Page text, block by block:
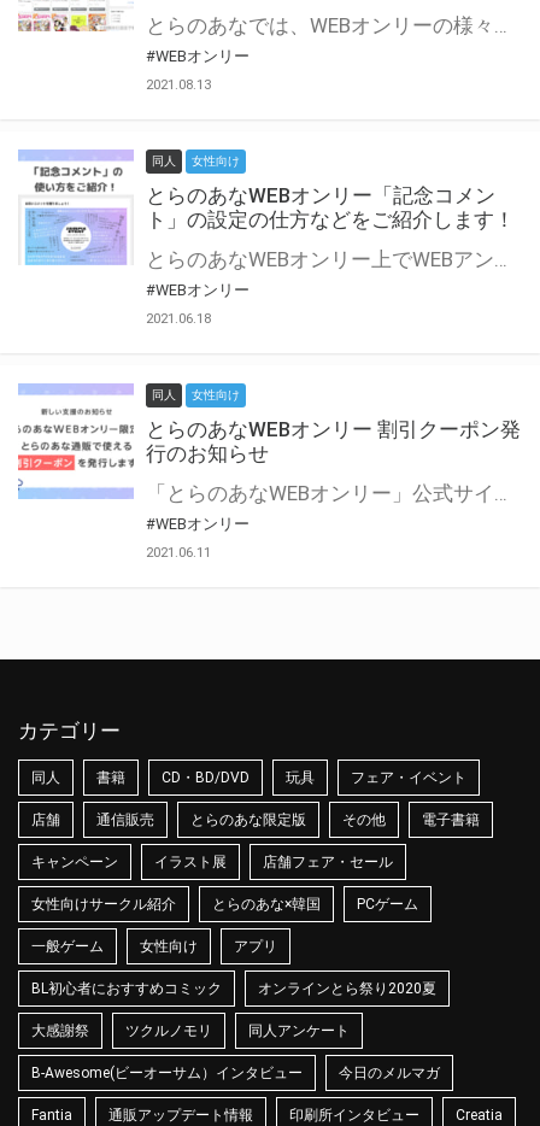
とらのあなでは、WEBオンリーの様々な支援を実施しています。 今回は2021年9月に実装を予定しているアップデート情報についてご紹介いたします。 とらのあなWEBオンリーサイトはこちら
#WEBオンリー
2021.08.13
同人 女性向け
とらのあなWEBオンリー「記念コメン
ト」の設定の仕方などをご紹介します！
とらのあなWEBオンリー上でWEBアンソロジーが作成できる「記念コメント」について、その使い方や作成手順を解説します！ 支援タイプを「サークル参加型」「サークル参加型・マルシェ(イベント会場)機能付き」でお申し込みいただいている主催者様はぜひご活用ください♪ とらのあなWEBオンリーサイトはこちら
#WEBオンリー
2021.06.18
同人 女性向け
とらのあなWEBオンリー 割引クーポン発
行のお知らせ
「とらのあなWEBオンリー」公式サイトでとらのあな通販の「割引クーポン」を配布中！ イベントごとに開催当日限定で使える割引クーポンのシリアルコードを発行します。 とらのあなWEBオンリーのページをチェックして、イベント当日にお得にお買い物を楽しみましょう♪ ※本キャンペーンは予告なく終了する場合がございます。 とらのあなWEBオンリーサイトはこちら
#WEBオンリー
2021.06.11
カテゴリー
同人 書籍 CD・BD/DVD 玩具 フェア・イベント
店舗 通信販売 とらのあな限定版 その他 電子書籍
キャンペーン イラスト展 店舗フェア・セール
女性向けサークル紹介 とらのあな×韓国 PCゲーム
一般ゲーム 女性向け アプリ
BL初心者におすすめコミック オンラインとら祭り2020夏
大感謝祭 ツクルノモリ 同人アンケート
B-Awesome(ビーオーサム）インタビュー 今日のメルマガ
Fantia 通販アップデート情報 印刷所インタビュー Creatia